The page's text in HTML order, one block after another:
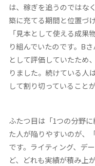
は、稼ぎを追うのではな
築に充てる期間と位置づ
「見本として使える成
り組んでいたのです。B
として評価していたため
りました。続けている人
して割り切っていること
ふたつ目は「1つの分野
た人が陥りやすいのが、
です。ライティング、デ
ど、どれも実績が積み上